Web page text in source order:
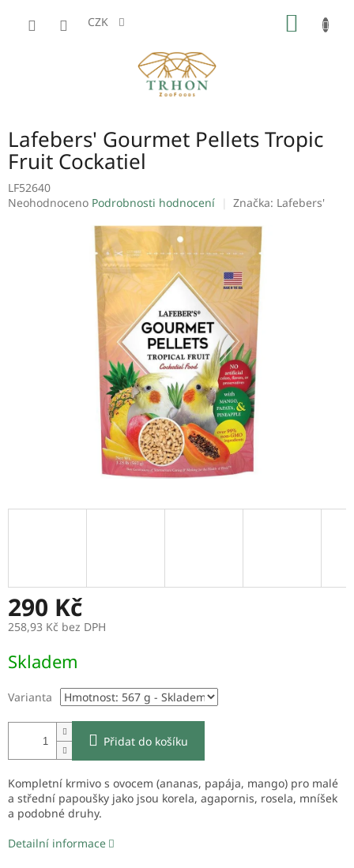
CZK
Lafebers' Gourmet Pellets Tropic
Fruit Cockatiel
LF52640
Průměrné
Neohodnoceno Podrobnosti hodnocení Značka: Lafebers'
290 Kč
258,93 Kč bez DPH
cena:
Skladem
Varianta
Přidat do košíku
Kompletní krmivo s ovocem (ananas, papája, mango) pro malé
a střední papoušky jako jsou korela, agapornis, rosela, mníšek
a podobné druhy.
Detailní informace